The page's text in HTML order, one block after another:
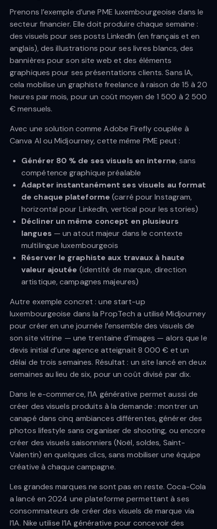
Prenons l’exemple d’une PME luxembourgeoise dans le
secteur financier. Elle doit produire chaque semaine :
des visuels pour ses posts LinkedIn (en français et en
anglais), des illustrations pour ses livres blancs, des
bannières pour son site web et des éléments
graphiques pour ses présentations clients. Sans IA,
cela mobilise un graphiste freelance à raison de 15 à 20
heures par mois, pour un coût moyen de 1 500 à 2 500
€ mensuels.
Avec une solution comme Adobe Firefly couplée à
Canva AI ou Midjourney, cette même PME peut :
Générer 80 % de ses visuels en interne, sans
compétence graphique préalable
Adapter instantanément ses visuels au format
de chaque plateforme (carré pour Instagram,
horizontal pour LinkedIn, vertical pour les stories)
Décliner un même concept en plusieurs
langues — un atout majeur dans le contexte
multilingue luxembourgeois
Réserver le graphiste aux travaux à haute
valeur ajoutée (identité de marque, direction
artistique, campagnes majeures)
Autre exemple concret : une start-up
luxembourgeoise dans la PropTech a utilisé Midjourney
pour créer en une journée l’ensemble des visuels de
son site vitrine — une trentaine d’images — alors que le
devis initial d’une agence atteignait 8 000 € et un
délai de trois semaines. Résultat : un site lancé en deux
semaines au lieu de six, pour un coût divisé par dix.
Dans le e-commerce, l’IA générative permet aussi de
créer des visuels produits à la demande : montrer un
canapé dans cinq ambiances différentes, générer des
photos lifestyle sans organiser de shooting, ou encore
créer des visuels saisonniers (Noël, soldes, Saint-
Valentin) en quelques clics, sans mobiliser une équipe
créative à chaque campagne.
Les grandes marques ne sont pas en reste. Coca-Cola
a lancé en 2024 une plateforme permettant à ses
consommateurs de créer des visuels de marque via
l’IA. Nike utilise l’IA générative pour concevoir des